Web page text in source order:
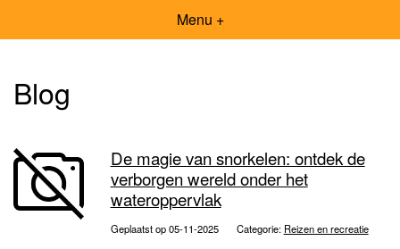
Menu +
Blog
De magie van snorkelen: ontdek de
verborgen wereld onder het
wateroppervlak
Geplaatst op 05-11-2025 Categorie: Reizen en recreatie